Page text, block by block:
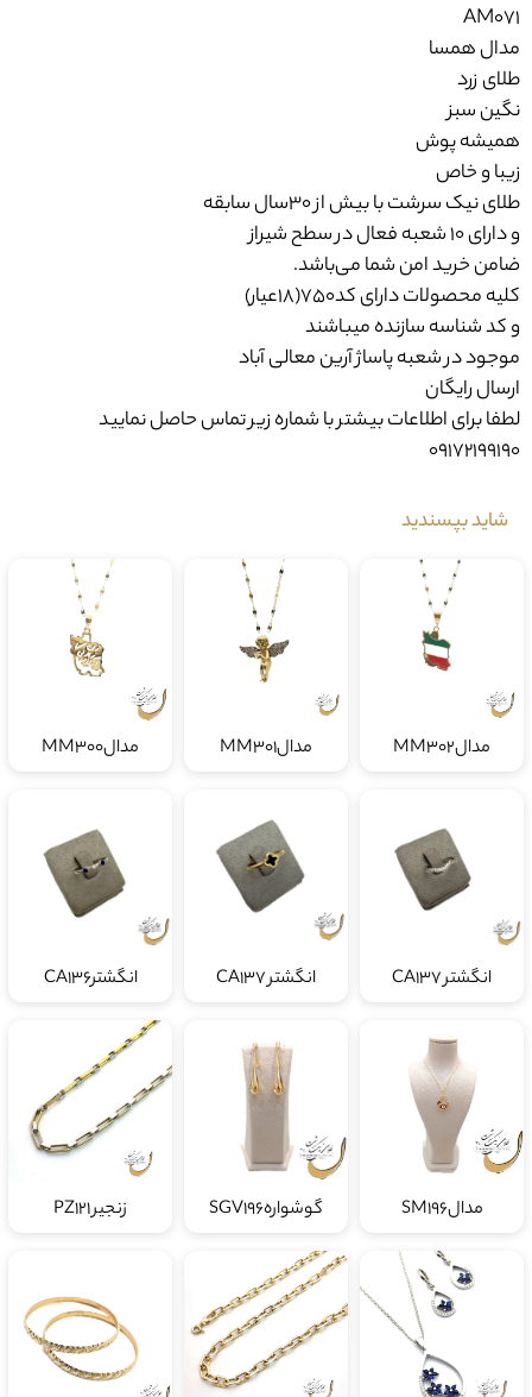
AM071
مدال همسا
طلای زرد
نگین سبز
همیشه پوش
زیبا و خاص
طلای نیک سرشت با بیش از ۳۰سال سابقه
و دارای ۱۰ شعبه فعال در سطح شیراز
ضامن خرید امن شما می‌باشد.
کلیه محصولات دارای کد750(18عیار)
و کد شناسه سازنده میباشند
موجود در شعبه پاساژ آرین معالی آباد
ارسال رایگان
لطفا برای اطلاعات بیشتر با شماره زیر تماس حاصل نمایید
09172199190
شاید بپسندید
مدالMM302 مدالMM301 مدالMM300
انگشتر CA137 انگشتر CA137 انگشترCA136
مدالSM196 گوشوارهSGV196 زنجیر PZ121